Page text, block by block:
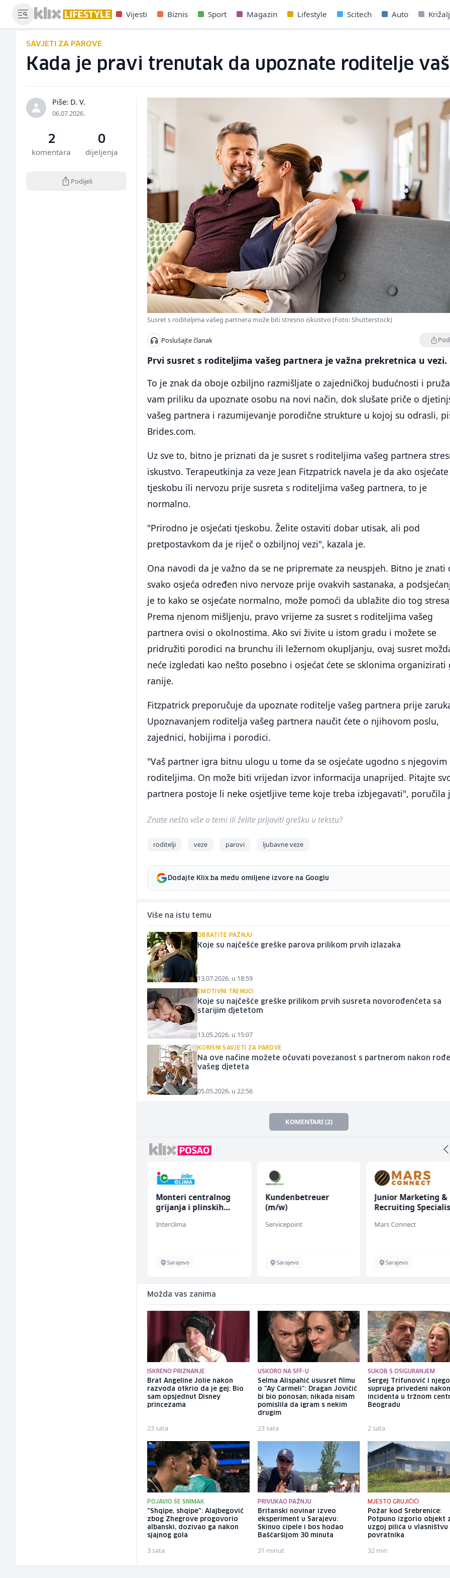
Vijesti Biznis Sport Magazin Lifestyle Scitech Auto
SAVJETI ZA PAROVE
Kada je pravi trenutak da upoznate roditelje
Piše: D. V.
06.07.2026.
2
komentara
0
dijeljenja
Podijeli
Susret s roditeljima vašeg partnera može biti stresno iskustvo (Foto: Shutterstock)
Poslušajte članak
Prvi susret s roditeljima vašeg partnera je važna prekretnica u vezi.
To je znak da oboje ozbiljno razmišljate o zajedničkoj budućnosti i pruža
vam priliku da upoznate osobu na novi način, dok slušate priče o
vašeg partnera i razumijevanje porodične strukture u kojoj su odrasli,
Brides.com.
Uz sve to, bitno je priznati da je susret s roditeljima vašeg partnera
iskustvo. Terapeutkinja za veze Jean Fitzpatrick navela je da ako osjećate
tjeskobu ili nervozu prije susreta s roditeljima vašeg partnera, to je
normalno.
"Prirodno je osjećati tjeskobu. Želite ostaviti dobar utisak, ali pod
pretpostavkom da je riječ o ozbiljnoj vezi", kazala je.
Ona navodi da je važno da se ne pripremate za neuspjeh. Bitno je znati
svako osjeća određen nivo nervoze prije ovakvih sastanaka, a
je to kako se osjećate normalno, može pomoći da ublažite dio tog
Prema njenom mišljenju, pravo vrijeme za susret s roditeljima vašeg
partnera ovisi o okolnostima. Ako svi živite u istom gradu i možete se
pridružiti porodici na brunchu ili ležernom okupljanju, ovaj susret
neće izgledati kao nešto posebno i osjećat ćete se sklonima organizirati
ranije.
Fitzpatrick preporučuje da upoznate roditelje vašeg partnera prije
Upoznavanjem roditelja vašeg partnera naučit ćete o njihovom poslu,
zajednici, hobijima i porodici.
"Vaš partner igra bitnu ulogu u tome da se osjećate ugodno s njegovim
roditeljima. On može biti vrijedan izvor informacija unaprijed. Pitajte
partnera postoje li neke osjetljive teme koje treba izbjegavati", poručila
Znate nešto više o temi ili želite prijaviti grešku u tekstu?
roditelji veze parovi ljubavne veze
Dodajte Klix.ba među omiljene izvore na Googlu
Više na istu temu
OBRATITE PAŽNJU
Koje su najčešće greške parova prilikom prvih izlazaka
13.07.2026. u 18:59
EMOTIVNI TRENUCI
Koje su najčešće greške prilikom prvih susreta novorođenčeta sa
starijim djetetom
13.05.2026. u 15:07
KORISNI SAVJETI ZA PAROVE
Na ove načine možete očuvati povezanost s partnerom nakon
vašeg djeteta
05.05.2026. u 22:56
KOMENTARI (2)
Monteri centralnog
grijanja i plinskih
Interclima
Sarajevo
Kundenbetreuer
(m/w)
Servicepoint
Sarajevo
Junior Marketing &
Recruiting
Mars Connect
Sarajevo
Možda vas zanima
ISKRENO PRIZNANJE
Brat Angeline Jolie nakon
razvoda otkrio da je gej: Bio
sam opsjednut Disney
princezama
23 sata
USKORO NA SFF-U
Selma Alispahić ususret filmu
o "Ay Carmeli": Dragan Jovičić
bi bio ponosan; nikada nisam
pomislila da igram s nekim
drugim
23 sata
SUKOB S OSIGURANJEM
Sergej Trifunović i
supruga privedeni
incidenta u tržnom
Beogradu
2 sata
POJAVIO SE SNIMAK
"Shqipe, shqipe": Alajbegović
zbog Zhegrove progovorio
albanski, dozivao ga nakon
sjajnog gola
3 sata
PRIVUKAO PAŽNJU
Britanski novinar izveo
eksperiment u Sarajevu:
Skinuo cipele i bos hodao
Baščaršijom 30 minuta
31 minut
MJESTO GRUJIČIĆI
Požar kod Srebrenice:
Potpuno izgorio objekt
uzgoj pilića u vlasništvu
povratnika
32 min